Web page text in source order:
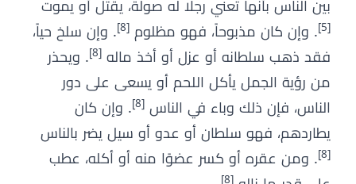
بين الناس بأنها تعني رجلًا له صولة، يقتل أو يموت
[5] . وإن كان مذبوحاً، فهو مظلوم [8] . وإن سلخ حياً،
فقد ذهب سلطانه أو عزل أو أخذ ماله [8] . ويحذر
من رؤية الجمل يأكل اللحم أو يسعى على دور
الناس، فإن ذلك وباء في الناس [8] . وإن كان
يطاردهم، فهو سلطان أو عدو أو سيل يضر بالناس
[8] . ومن عقره أو كسر عضوًا منه أو أكله، عطب
[8]